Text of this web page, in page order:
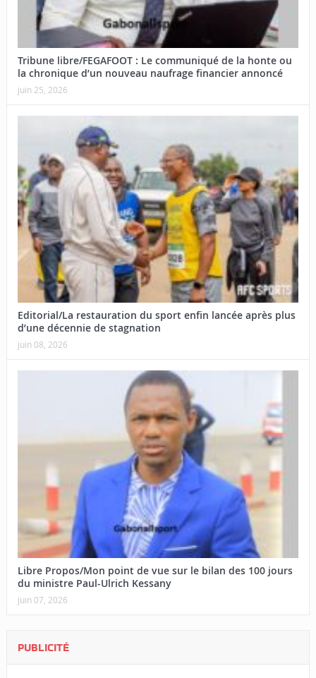
Tribune libre/FEGAFOOT : Le communiqué de la honte ou
la chronique d’un nouveau naufrage financier annoncé
juin 25, 2026
Editorial/La restauration du sport enfin lancée après plus
d’une décennie de stagnation
juin 08, 2026
Libre Propos/Mon point de vue sur le bilan des 100 jours
du ministre Paul-Ulrich Kessany
juin 07, 2026
PUBLICITÉ